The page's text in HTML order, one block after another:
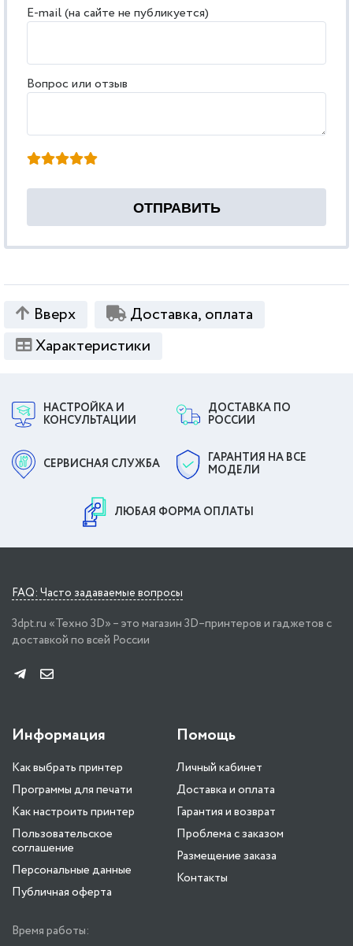
E-mail (на сайте не публикуется)
Вопрос или отзыв
Вверх
Доставка, оплата
Характеристики
НАСТРОЙКА И
КОНСУЛЬТАЦИИ
ДОСТАВКА ПО
РОССИИ
СЕРВИСНАЯ СЛУЖБА
ГАРАНТИЯ НА ВСЕ
МОДЕЛИ
ЛЮБАЯ ФОРМА ОПЛАТЫ
FAQ: Часто задаваемые вопросы
3dpt.ru «Техно 3D» – это магазин 3D–принтеров и гаджетов с
доставкой по всей России
Информация
Как выбрать принтер
Программы для печати
Как настроить принтер
Пользовательское
соглашение
Персональные данные
Публичная оферта
Помощь
Личный кабинет
Доставка и оплата
Гарантия и возврат
Проблема с заказом
Размещение заказа
Контакты
Время работы: